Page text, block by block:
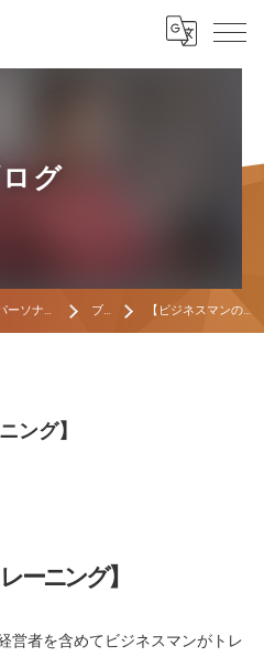
グ
岡山のパーソナルトレーニングはパーソナルトレーニングスタジオ Unleash ブログ 【ビジネスマンのトレーニング】
ング】
ーニング】
営者を含めてビジネスマンがトレ